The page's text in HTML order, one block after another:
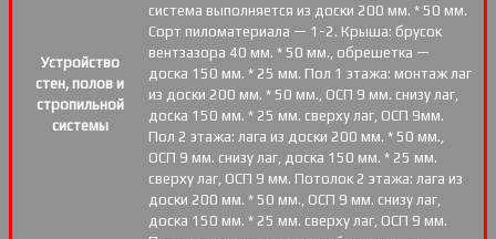
Устройство
стен, полов и
стропильной
системы
система выполняется из доски 200 мм. * 50 мм.
Сорт пиломатериала — 1-2. Крыша: брусок
вентзазора 40 мм. * 50 мм., обрешетка —
доска 150 мм. * 25 мм. Пол 1 этажа: монтаж лаг
из доски 200 мм. * 50 мм., ОСП 9 мм. снизу лаг,
доска 150 мм. * 25 мм. сверху лаг, ОСП 9мм.
Пол 2 этажа: лага из доски 200 мм. * 50 мм.,
ОСП 9 мм. снизу лаг, доска 150 мм. * 25 мм.
сверху лаг, ОСП 9 мм. Потолок 2 этажа: лага из
доски 200 мм. * 50 мм., ОСП 9 мм. снизу лаг,
доска 150 мм. * 25 мм. сверху лаг, ОСП 9 мм.